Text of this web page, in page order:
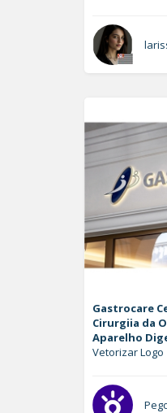
Gastrocare
Cirurgiia da
Aparelho
Vetorizar Logo